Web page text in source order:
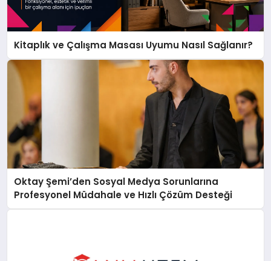
Kitaplık ve Çalışma Masası Uyumu Nasıl Sağlanır?
Oktay Şemi’den Sosyal Medya Sorunlarına
Profesyonel Müdahale ve Hızlı Çözüm Desteği